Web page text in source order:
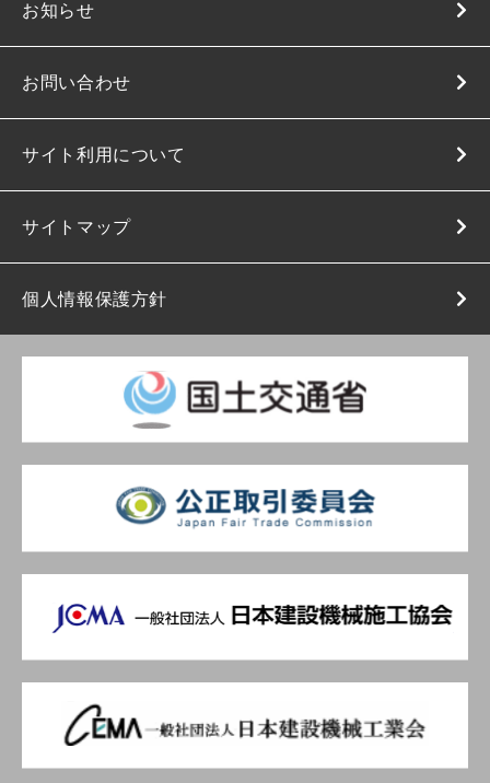
お知らせ
お問い合わせ
サイト利用について
サイトマップ
個人情報保護方針